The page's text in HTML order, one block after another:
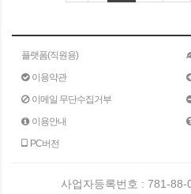
플랫폼(직원용)
이용약관
이메일 무단수집거부
이용안내
PC버전
사업자등록번호 : 781-